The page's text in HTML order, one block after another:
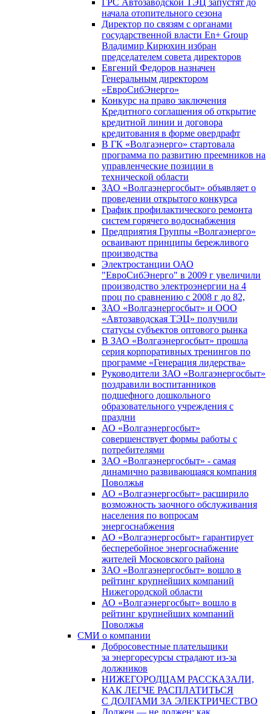
ГРС Автозаводской ТЭЦ запустят до
начала отопительного сезона
Директор по связям с органами
государственной власти En+ Group
Владимир Кирюхин избран
председателем совета директоров
Евгений Федоров назначен
Генеральным директором
«ЕвроСибЭнерго»
Конкурс на право заключения
Кредитного соглашения об открытие
кредитной линии и договора
кредитования в форме овердрафт
В ГК «Волгаэнерго» стартовала
программа по развитию преемников на
управленческие позиции в
технической области
ЗАО «Волгаэнергосбыт» объявляет о
проведении открытого конкурса
График профилактического ремонта
систем горячего водоснабжения
Предприятия Группы «Волгаэнерго»
осваивают принципы бережливого
производства
Электростанции ОАО
"ЕвроСибЭнерго" в 2009 г увеличили
производство электроэнергии на 4
проц по сравнению с 2008 г до 82,
ЗАО «Волгаэнергосбыт» и ООО
«Автозаводская ТЭЦ» получили
статусы субъектов оптового рынка
В ЗАО «Волгаэнергосбыт» прошла
серия корпоративных тренингов по
программе «Генерация лидерства»
Руководители ЗАО «Волгаэнергосбыт»
поздравили воспитанников
подшефного дошкольного
образовательного учреждения с
праздни
АО «Волгаэнергосбыт»
совершенствует формы работы с
потребителями
ЗАО «Волгаэнергосбыт» - самая
динамично развивающаяся компания
Поволжья
АО «Волгаэнергосбыт» расширило
возможность заочного обслуживания
населения по вопросам
энергоснабжения
АО «Волгаэнергосбыт» гарантирует
бесперебойное энергоснабжение
жителей Московского района
ЗАО «Волгаэнергосбыт» вошло в
рейтинг крупнейших компаний
Нижегородской области
АО «Волгаэнергосбыт» вошло в
рейтинг крупнейших компаний
Поволжья
СМИ о компании
Добросовестные плательщики
за энергоресурсы страдают из-за
должников
НИЖЕГОРОДЦАМ РАССКАЗАЛИ,
КАК ЛЕГЧЕ РАСПЛАТИТЬСЯ
С ДОЛГАМИ ЗА ЭЛЕКТРИЧЕСТВО